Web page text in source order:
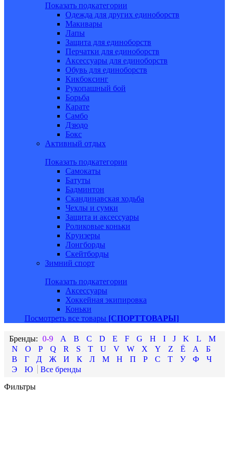
Показать подкатегории
Одежда для других единоборств
Макивары
Лапы
Защита для единоборств
Перчатки для единоборств
Аксессуары для единоборств
Обувь для единоборств
Кикбоксинг
Рукопашный бой
Борьба
Карате
Самбо
Дзюдо
Бокс
Активный отдых
Показать подкатегории
Самокаты
Батуты
Бадминтон
Скандинавская ходьба
Чехлы и сумки
Защита и аксессуары
Роликовые коньки
Круизеры
Лонгборды
Скейтборды
Зимний спорт
Показать подкатегории
Аксессуары
Хоккейная экипировка
Коньки
Посмотреть все товары [СПОРТТОВАРЫ]
0-9 A B C D E F G H I J K L
M
N
O P Q R S T U V W X Y Z Ё А
Б
В
Г Д Ж И К Л М Н П Р С Т У Ф
Ч
Э
Ю
Фильтры